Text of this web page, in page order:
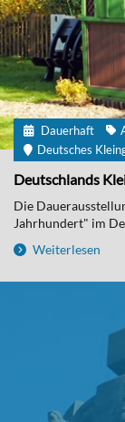
Dauerhaft
Deutsches
Deutschlands
Die
Jahrhundert" im
Weiterlesen